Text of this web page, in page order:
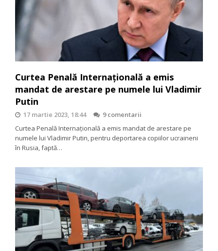
Curtea Penală Internațională a emis
mandat de arestare pe numele lui Vladimir
Putin
17 martie 2023, 18:44
9 comentarii
Curtea Penală Internațională a emis mandat de arestare pe
numele lui Vladimir Putin, pentru deportarea copiilor ucraineni
în Rusia, faptă…